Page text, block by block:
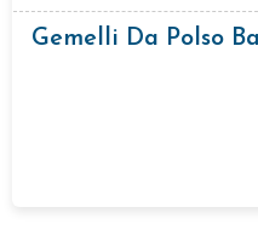
Gemelli Da Polso